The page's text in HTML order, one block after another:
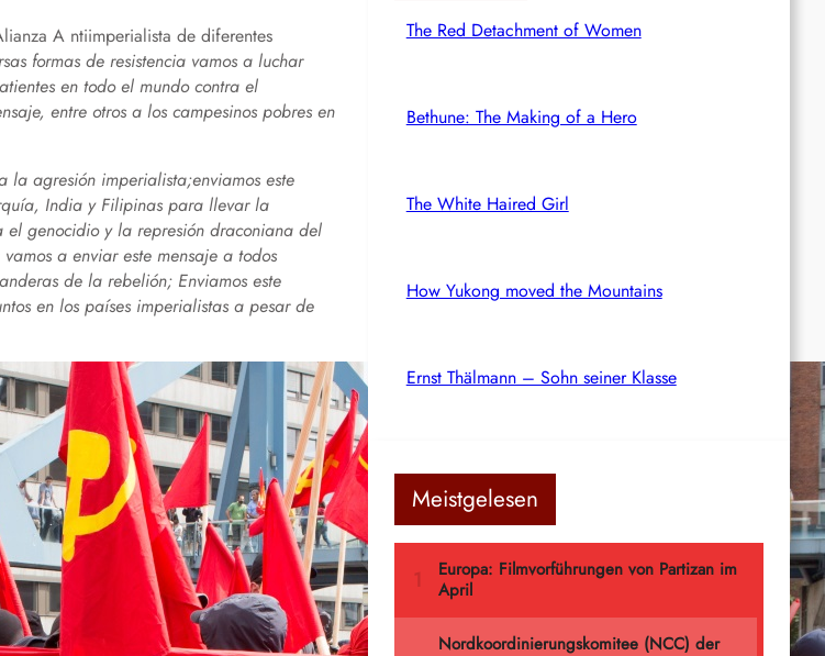
A ntiimperialista de diferentes
formas de resistencia vamos a luchar
en todo el mundo contra el
entre otros a los campesinos pobres en
la agresión imperialista;enviamos este
India y Filipinas para llevar la
el genocidio y la represión draconiana del
a enviar este mensaje a todos
de la rebelión; Enviamos este
en los países imperialistas a pesar de
The Red Detachment of Women
Bethune: The Making of a Hero
The White Haired Girl
How Yukong moved the Mountains
Ernst Thälmann – Sohn seiner Klasse
Meistgelesen